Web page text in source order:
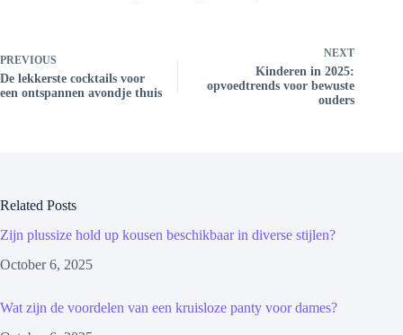
PREVIOUS
De lekkerste cocktails voor
een ontspannen avondje thuis
NEXT
Kinderen in 2025:
opvoedtrends voor bewuste
ouders
Related Posts
Zijn plussize hold up kousen beschikbaar in diverse stijlen?
October 6, 2025
Wat zijn de voordelen van een kruisloze panty voor dames?